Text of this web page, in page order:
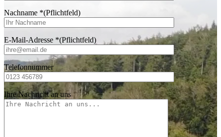
Nachname *(Pflichtfeld)
E-Mail-Adresse *(Pflichtfeld)
Telefonnummer
Ihre Nachricht an uns